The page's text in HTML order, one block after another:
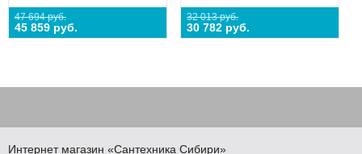
47 694 руб.
45 859 руб.
32 013 руб.
30 782 руб.
Интернет магазин «Сантехника Сибири»